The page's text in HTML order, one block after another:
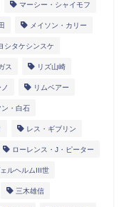
マーシー・シャイモフ
メイソン・カリー
シタケシンスケ
ス リズ山崎
リムベアー
ン・白石
レス・ギブリン
ローレンス・J・ピーター
ルヘルムIII世
三木雄信